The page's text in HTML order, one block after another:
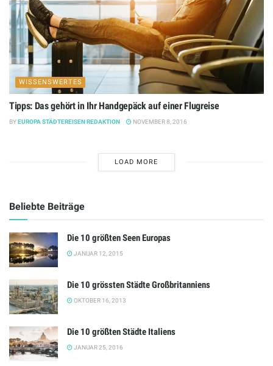
WISSENSWERTES
Tipps: Das gehört in Ihr Handgepäck auf einer Flugreise
BYEUROPA STÄDTEREISEN REDAKTION NOVEMBER 8, 2016
LOAD MORE
Beliebte Beiträge
Die 10 größten Seen Europas
JANUAR 12, 2015
Die 10 grössten Städte Großbritanniens
OKTOBER 16, 2013
Die 10 größten Städte Italiens
JANUAR 25, 2016